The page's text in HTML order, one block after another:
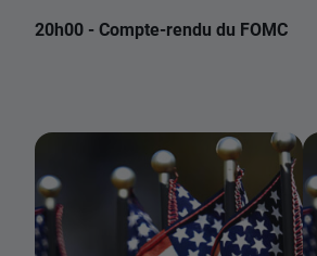
20h00 - Compte-rendu du FOMC